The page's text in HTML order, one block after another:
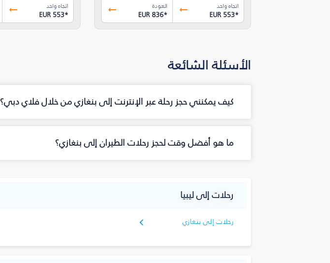
اتجاه واحد
EUR 553*
العودة
EUR 836*
اتجاه واحد
EUR 553*
الأسئلة الشائعة
كيف يمكنني حجز رحلة عبر الإنترنت إلى بنغازي من خلال فلاي دبي؟
ما هو أفضل وقت لحجز رحلات الطيران إلى بنغازي؟
رحلات إلى ليبيا
رحلات إلى بنغازي